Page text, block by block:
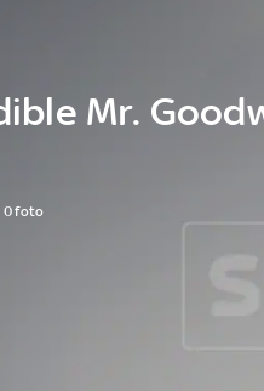
Mr.
0 foto